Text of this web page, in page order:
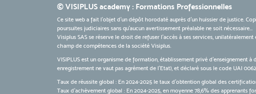
© VISIPLUS academy : Formations Professionnelles
Ce site web a fait l'objet d'un dépôt horodaté auprès d'un huissier de justice.
poursuites judiciaires sans qu’aucun avertissement préalable ne soit nécessaire...
Visiplus SAS se réserve le droit de refuser l'accès à ses services,
champ de compétences de la société Visiplus.
VISIPLUS est un organisme de formation, établissement privé d’enseignement
enregistrement ne vaut pas agrément de l’Etat), et déclaré sous le code UAI
Taux de réussite global : En 2024-2025 le taux d'obtention global des
Taux d’achèvement global : En 2024-2025, en moyenne 78,6% des apprenants